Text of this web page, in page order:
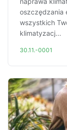
oszczędzania
wszystkich
klimatyzacj...
30.11.-0001